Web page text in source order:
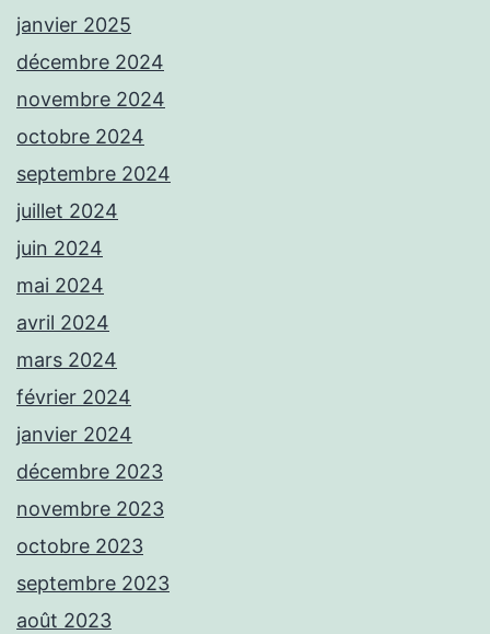
janvier 2025
décembre 2024
novembre 2024
octobre 2024
septembre 2024
juillet 2024
juin 2024
mai 2024
avril 2024
mars 2024
février 2024
janvier 2024
décembre 2023
novembre 2023
octobre 2023
septembre 2023
août 2023